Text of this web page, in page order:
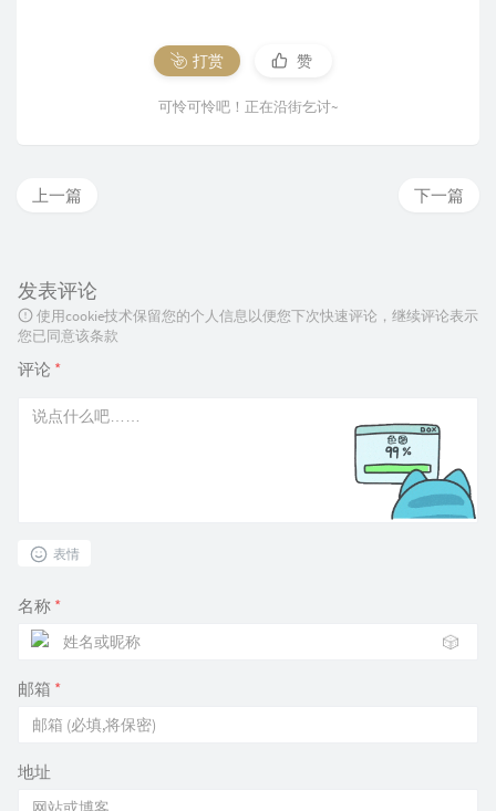
打赏 赞
可怜可怜吧！正在沿街乞讨~
下一篇
上一篇
发表评论
使用cookie技术保留您的个人信息以便您下次快速评论，继续评论表示
您已同意该条款
评论 *
表情
名称 *
🎲
邮箱 *
地址